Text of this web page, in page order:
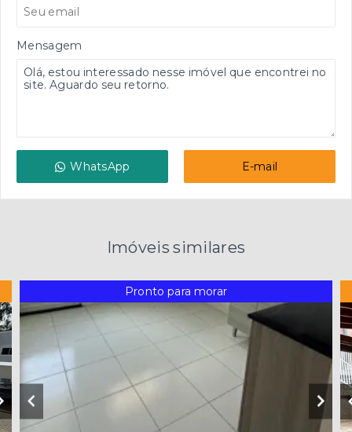
Mensagem
WhatsApp E-mail
Imóveis similares
Pronto para morar